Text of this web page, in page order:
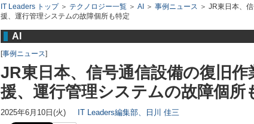
IT Leaders トップ＞ テクノロジー一覧 ＞ AI ＞ 事例ニュース ＞ JR東日本、
援、運行管理システムの故障個所も特定
AI
[事例ニュース]
JR東日本、信号通信設備の復旧
援、運行管理システムの故障個所
2025年6月10日(火) IT Leaders編集部、日川 佳三